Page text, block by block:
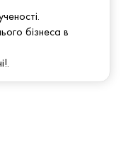
бізнеса в